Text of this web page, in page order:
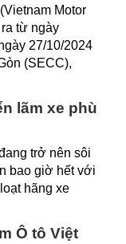
Motor
từ ngày
27/10/2024
(SECC),
lãm xe phù
trở nên sôi
bao giờ hết với
hãng xe
Ô tô Việt